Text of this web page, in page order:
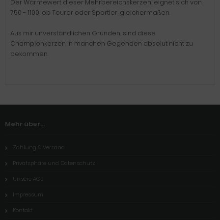
Der Wärmewert dieser Mehrbereichskerzen, eignet sich von
750 - 1100, ob Tourer oder Sportler, gleichermaßen.
Aus mir unverständlichen Gründen, sind diese
Championkerzen in manchen Gegenden absolut nicht zu
bekommen.
Mehr über...
Zahlung & Versand
Privatsphäre und Datenschutz
Unsere AGB
Impressum
Kontakt